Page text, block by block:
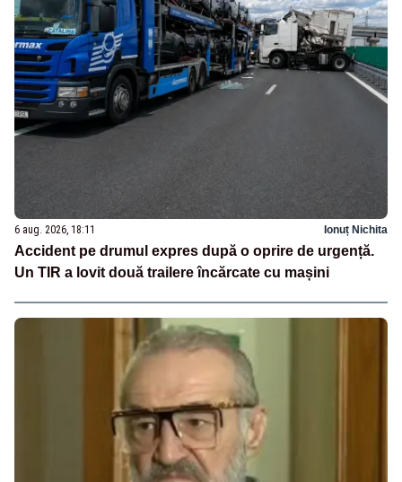
6 aug. 2026, 18:11 Ionuț Nichita
Accident pe drumul expres după o oprire de urgență.
Un TIR a lovit două trailere încărcate cu mașini